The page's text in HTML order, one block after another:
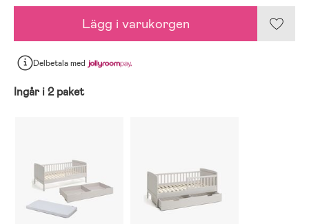
Lägg i varukorgen
Delbetalamed
Ingår i 2 paket